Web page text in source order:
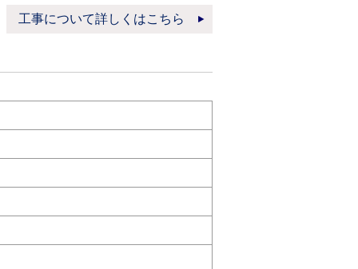
工事について詳しくはこちら